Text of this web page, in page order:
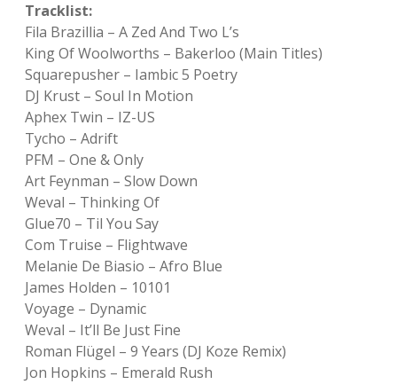
Tracklist:
Fila Brazillia – A Zed And Two L’s
King Of Woolworths – Bakerloo (Main Titles)
Squarepusher – Iambic 5 Poetry
DJ Krust – Soul In Motion
Aphex Twin – IZ-US
Tycho – Adrift
PFM – One & Only
Art Feynman – Slow Down
Weval – Thinking Of
Glue70 – Til You Say
Com Truise – Flightwave
Melanie De Biasio – Afro Blue
James Holden – 10101
Voyage – Dynamic
Weval – It’ll Be Just Fine
Roman Flügel – 9 Years (DJ Koze Remix)
Jon Hopkins – Emerald Rush